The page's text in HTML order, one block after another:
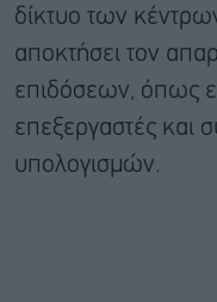
δίκτυο των
αποκτήσει τον
επιδόσεων, όπως
επεξεργαστές και
υπολογισμών.